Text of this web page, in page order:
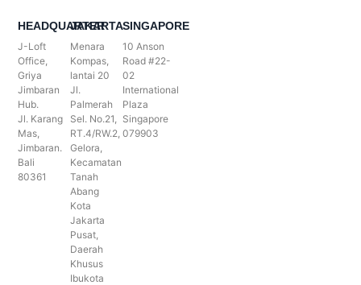
HEADQUARTER
J-Loft
Office,
Griya
Jimbaran
Hub.
Jl. Karang
Mas,
Jimbaran.
Bali
80361
JAKARTA
Menara
Kompas,
lantai 20
Jl.
Palmerah
Sel. No.21,
RT.4/RW.2,
Gelora,
Kecamatan
Tanah
Abang
Kota
Jakarta
Pusat,
Daerah
Khusus
Ibukota
SINGAPORE
10 Anson
Road #22-
02
International
Plaza
Singapore
079903